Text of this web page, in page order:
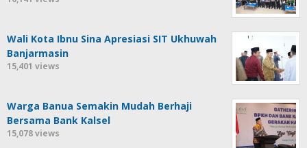
Wali Kota Ibnu Sina Apresiasi SIT Ukhuwah
Banjarmasin
15,401 views
Warga Banua Semakin Mudah Berhaji
Bersama Bank Kalsel
15,078 views